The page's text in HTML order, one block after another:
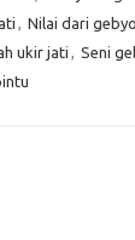
, Nilai dari
ukir jati , Seni